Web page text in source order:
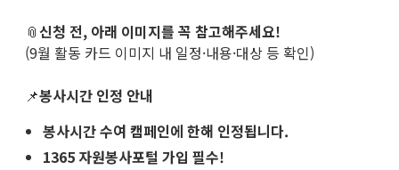
📎신청 전, 아래 이미지를 꼭 참고해주세요!
(9월 활동 카드 이미지 내 일정·내용·대상 등 확인)
📌봉사시간 인정 안내
봉사시간 수여 캠페인에 한해 인정됩니다.
1365 자원봉사포털 가입 필수!